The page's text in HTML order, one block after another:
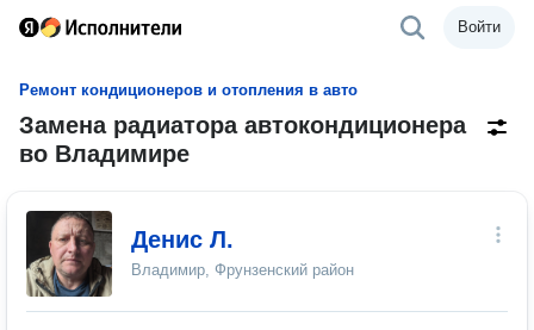
Войти
Ремонт кондиционеров и отопления в авто
Замена радиатора автокондиционера
во Владимире
Денис Л.
Владимир, Фрунзенский район